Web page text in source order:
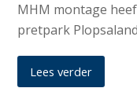
MHM montage
pretpark
Lees verder